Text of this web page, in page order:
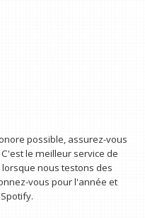
possible, assurez-vous
le meilleur service de
nous testons des
vous pour l'année et